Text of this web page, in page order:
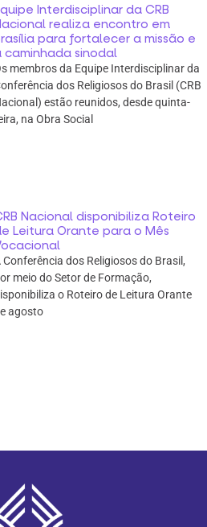
Interdisciplinar da CRB
realiza encontro em
para fortalecer a missão e
caminhada sinodal
membros da Equipe Interdisciplinar da
dos Religiosos do Brasil (CRB
estão reunidos, desde quinta-
na Obra Social
Nacional disponibiliza Roteiro
Leitura Orante para o Mês
Conferência dos Religiosos do Brasil,
meio do Setor de Formação,
o Roteiro de Leitura Orante
agosto